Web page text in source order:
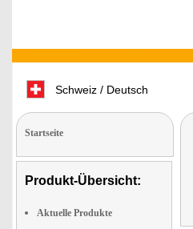
Schweiz / Deutsch
Startseite
Produkt-Übersicht:
Aktuelle Produkte